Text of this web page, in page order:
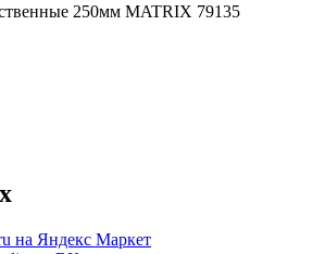
250мм MATRIX 79135